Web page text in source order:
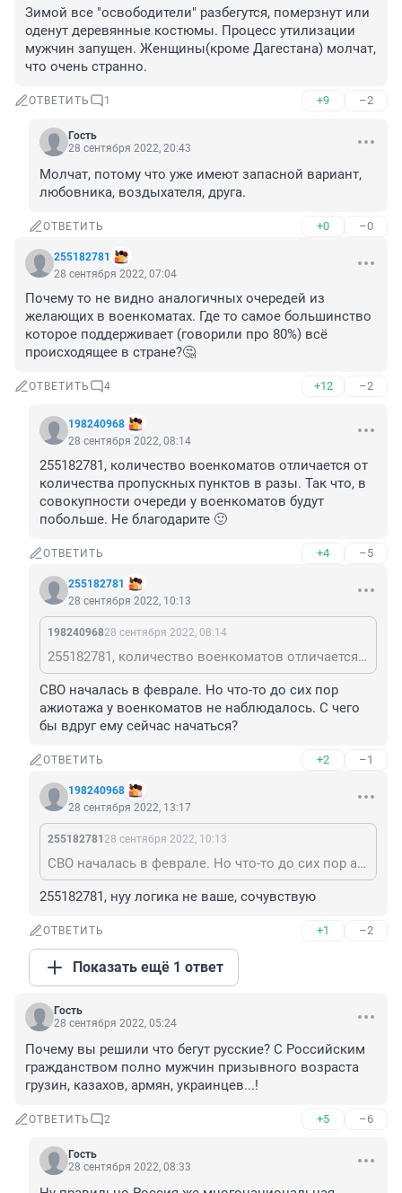
Зимой все "освободители" разбегутся, померзнут или
оденут деревянные костюмы. Процесс утилизации
мужчин запущен. Женщины(кроме Дагестана) молчат,
что очень странно.
ОТВЕТИТЬ 1 +9 –2
Гость
28 сентября 2022, 20:43
Молчат, потому что уже имеют запасной вариант,
любовника, воздыхателя, друга.
ОТВЕТИТЬ +0 –0
255182781
28 сентября 2022, 07:04
Почему то не видно аналогичных очередей из
желающих в военкоматах. Где то самое большинство
которое поддерживает (говорили про 80%) всё
происходящее в стране?🤔
ОТВЕТИТЬ 4 +12 –2
198240968
28 сентября 2022, 08:14
255182781, количество военкоматов отличается от
количества пропускных пунктов в разы. Так что, в
совокупности очереди у военкоматов будут
побольше. Не благодарите 🙂
ОТВЕТИТЬ +4 –5
255182781
28 сентября 2022, 10:13
19824096828 сентября 2022, 08:14
255182781, количество военкоматов отличается от количества пропускных пунктов в разы. Так что, в совокупности очереди у военкоматов будут побольше. Не благодарите 🙂
СВО началась в феврале. Но что-то до сих пор
ажиотажа у военкоматов не наблюдалось. С чего
бы вдруг ему сейчас начаться?
ОТВЕТИТЬ +2 –1
198240968
28 сентября 2022, 13:17
255182781 28 сентября 2022, 10:13
СВО началась в феврале. Но что-то до сих пор ажиотажа у военкоматов не наблюдалось. С чего бы вдруг ему сейчас начаться?
255182781, нуу логика не ваше, сочувствую
ОТВЕТИТЬ +1 –2
Показать ещё 1 ответ
Гость
28 сентября 2022, 05:24
Почему вы решили что бегут русские? С Российским
гражданством полно мужчин призывного возраста
грузин, казахов, армян, украинцев...!
ОТВЕТИТЬ 2 +5 –6
Гость
28 сентября 2022, 08:33